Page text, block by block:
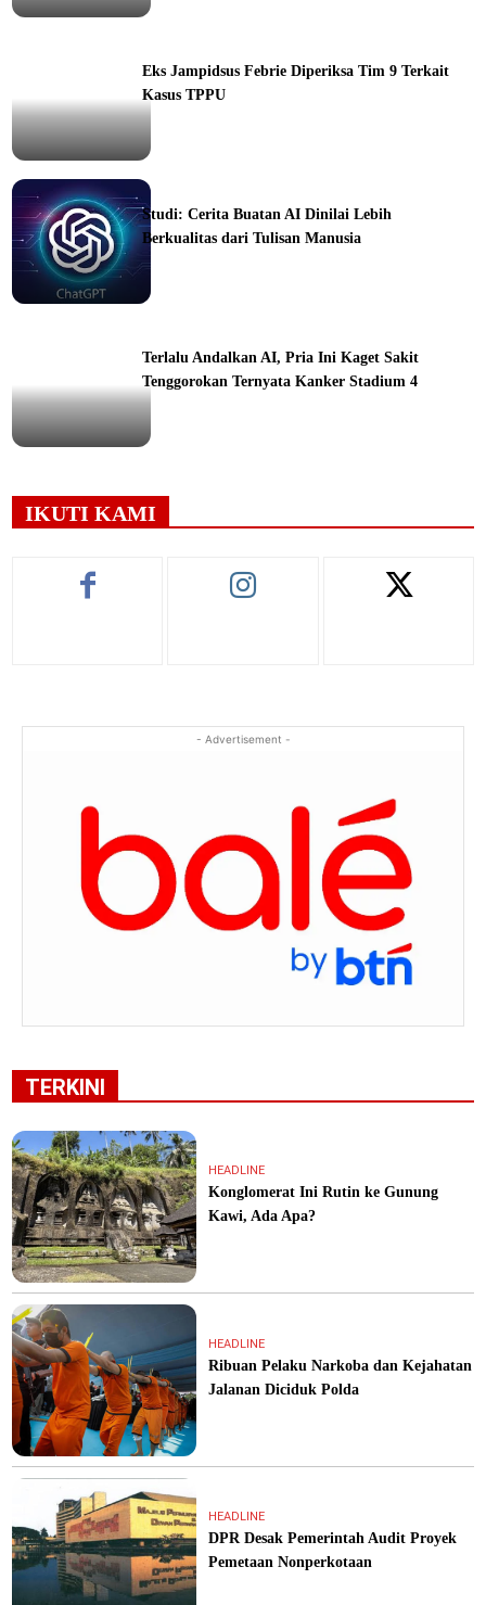
Eks Jampidsus Febrie Diperiksa Tim 9 Terkait
Kasus TPPU
Studi: Cerita Buatan AI Dinilai Lebih
Berkualitas dari Tulisan Manusia
Terlalu Andalkan AI, Pria Ini Kaget Sakit
Tenggorokan Ternyata Kanker Stadium 4
IKUTI KAMI
- Advertisement -
TERKINI
HEADLINE
Konglomerat Ini Rutin ke Gunung
Kawi, Ada Apa?
HEADLINE
Ribuan Pelaku Narkoba dan Kejahatan
Jalanan Diciduk Polda
HEADLINE
DPR Desak Pemerintah Audit Proyek
Pemetaan Nonperkotaan